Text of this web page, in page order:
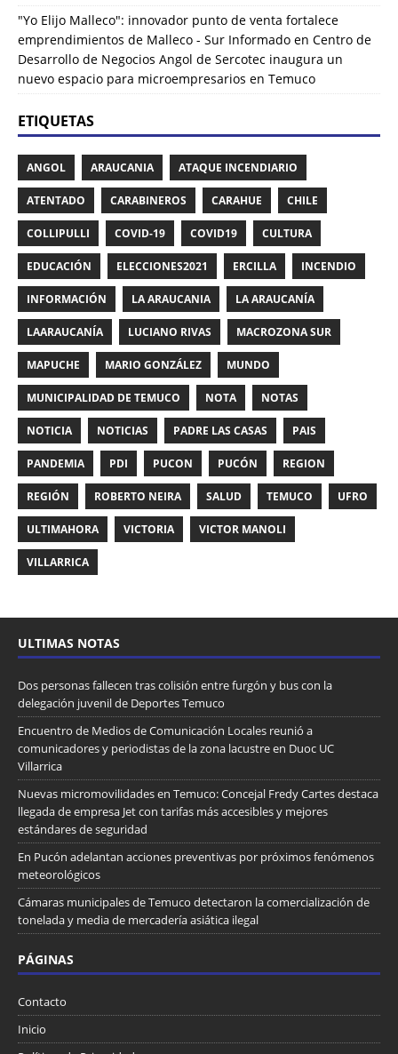
"Yo Elijo Malleco": innovador punto de venta fortalece
emprendimientos de Malleco - Sur Informado en Centro de
Desarrollo de Negocios Angol de Sercotec inaugura un
nuevo espacio para microempresarios en Temuco
ETIQUETAS
ANGOL ARAUCANIA ATAQUE INCENDIARIO
ATENTADO CARABINEROS CARAHUE CHILE
COLLIPULLI COVID-19 COVID19 CULTURA
EDUCACIÓN ELECCIONES2021 ERCILLA INCENDIO
INFORMACIÓN LA ARAUCANIA LA ARAUCANÍA
LAARAUCANÍA LUCIANO RIVAS MACROZONA SUR
MAPUCHE MARIO GONZÁLEZ MUNDO
MUNICIPALIDAD DE TEMUCO NOTA NOTAS
NOTICIA NOTICIAS PADRE LAS CASAS PAIS
PANDEMIA PDI PUCON PUCÓN REGION
REGIÓN ROBERTO NEIRA SALUD TEMUCO UFRO
ULTIMAHORA VICTORIA VICTOR MANOLI
VILLARRICA
ULTIMAS NOTAS
Dos personas fallecen tras colisión entre furgón y bus con la
delegación juvenil de Deportes Temuco
Encuentro de Medios de Comunicación Locales reunió a
comunicadores y periodistas de la zona lacustre en Duoc UC
Villarrica
Nuevas micromovilidades en Temuco: Concejal Fredy Cartes destaca
llegada de empresa Jet con tarifas más accesibles y mejores
estándares de seguridad
En Pucón adelantan acciones preventivas por próximos fenómenos
meteorológicos
Cámaras municipales de Temuco detectaron la comercialización de
tonelada y media de mercadería asiática ilegal
PÁGINAS
Contacto
Inicio